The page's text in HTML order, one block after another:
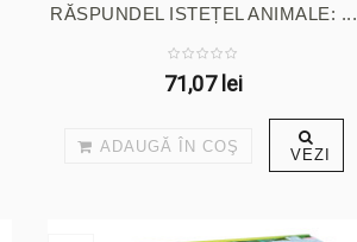
RĂSPUNDEL ISTEȚEL ANIMALE: ...
71,07 lei
ADAUGĂ ÎN COŞ VEZI